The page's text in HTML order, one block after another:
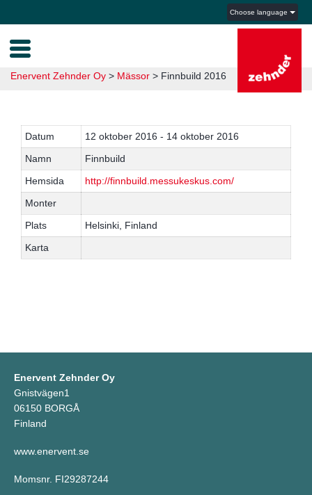
Choose language
Enervent Zehnder Oy > Mässor > Finnbuild 2016
Datum
12 oktober 2016 - 14 oktober 2016
Namn
Finnbuild
Hemsida
http://finnbuild.messukeskus.com/
Monter
Plats
Helsinki, Finland
Karta
Enervent Zehnder Oy
Gnistvägen1
06150 BORGÅ
Finland
www.enervent.se
Momsnr. FI29287244